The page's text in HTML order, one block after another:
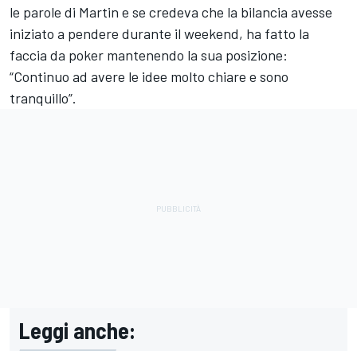
le parole di Martin e se credeva che la bilancia avesse
iniziato a pendere durante il weekend, ha fatto la
faccia da poker mantenendo la sua posizione:
“Continuo ad avere le idee molto chiare e sono
tranquillo”.
Leggi anche: